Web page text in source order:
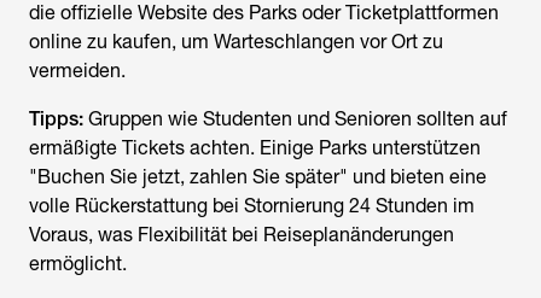
die offizielle Website des Parks oder Ticketplattformen
online zu kaufen, um Warteschlangen vor Ort zu
vermeiden.
Tipps: Gruppen wie Studenten und Senioren sollten auf
ermäßigte Tickets achten. Einige Parks unterstützen
"Buchen Sie jetzt, zahlen Sie später" und bieten eine
volle Rückerstattung bei Stornierung 24 Stunden im
Voraus, was Flexibilität bei Reiseplanänderungen
ermöglicht.